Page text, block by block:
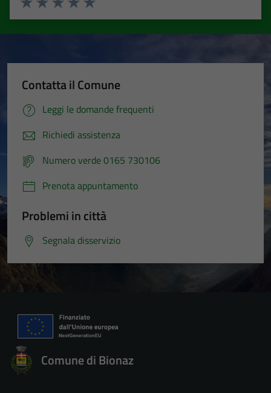
Valuta 5 stelle su 5
Valuta 4 stelle su 5
Valuta 3 stelle su 5
Valuta 2 stelle su 5
Valuta 1 stelle su 5
Contatta il Comune
Leggi le domande frequenti
Richiedi assistenza
Numero verde 0165 730106
Prenota appuntamento
Problemi in città
Segnala disservizio
Comune di Bionaz